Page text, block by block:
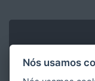
Nós usamos